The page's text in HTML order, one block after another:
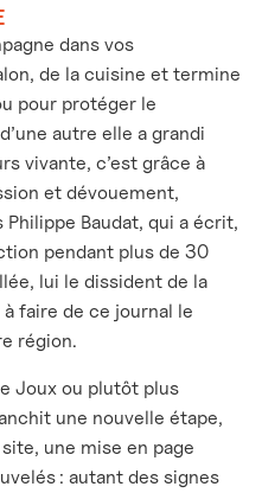
dans vos
de la cuisine et termine
pour protéger le
autre elle a grandi
vivante, c’est grâce à
et dévouement,
Philippe Baudat, qui a écrit,
pendant plus de 30
lui le dissident de la
faire de ce journal le
région.
Joux ou plutôt plus
une nouvelle étape,
une mise en page
: autant des signes